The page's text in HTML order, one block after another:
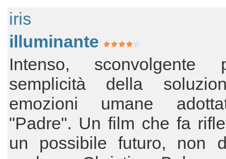
iris
illuminante
Intenso,
semplicità della
emozioni umane
"Padre". Un film che fa
un possibile futuro, non